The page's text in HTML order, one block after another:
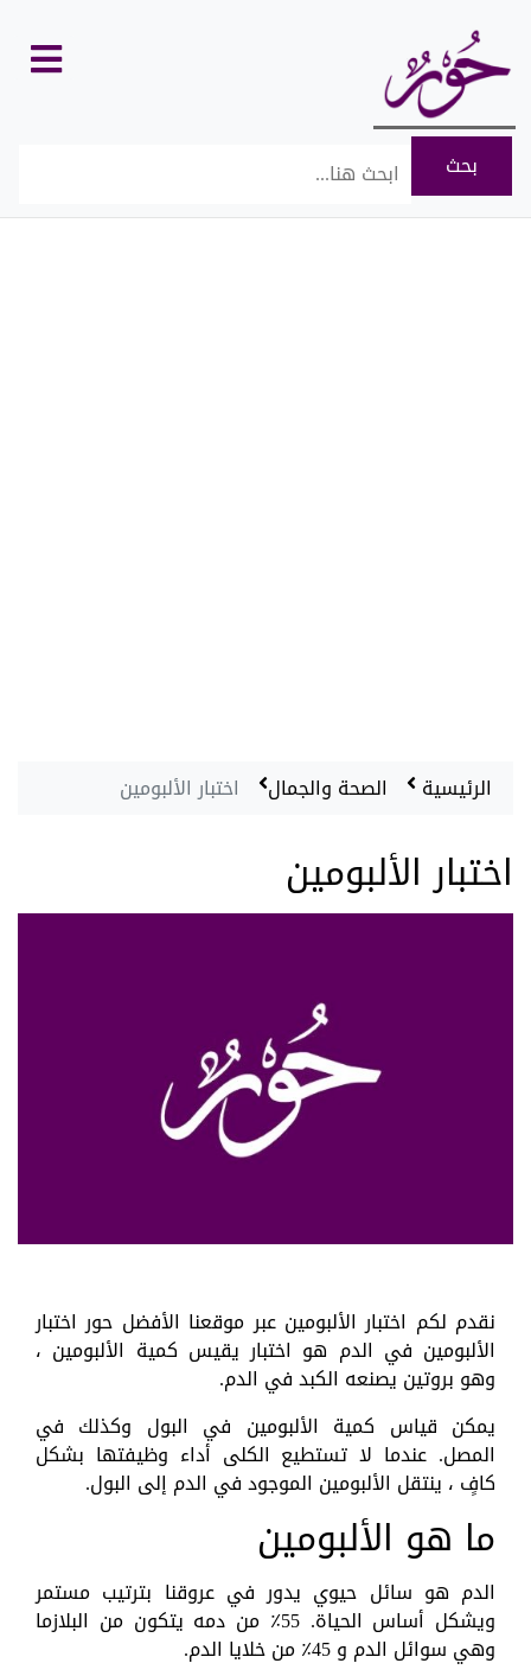
الرئيسية الصحة والجمال اختبار الألبومين
اختبار الألبومين
نقدم لكم اختبار الألبومين عبر موقعنا الأفضل حور اختبار
الألبومين في الدم هو اختبار يقيس كمية الألبومين ،
وهو بروتين يصنعه الكبد في الدم.
يمكن قياس كمية الألبومين في البول وكذلك في
المصل. عندما لا تستطيع الكلى أداء وظيفتها بشكل
كافٍ ، ينتقل الألبومين الموجود في الدم إلى البول.
ما هو الألبومين
الدم هو سائل حيوي يدور في عروقنا بترتيب مستمر
ويشكل أساس الحياة. 55٪ من دمه يتكون من البلازما
وهي سوائل الدم و 45٪ من خلايا الدم.